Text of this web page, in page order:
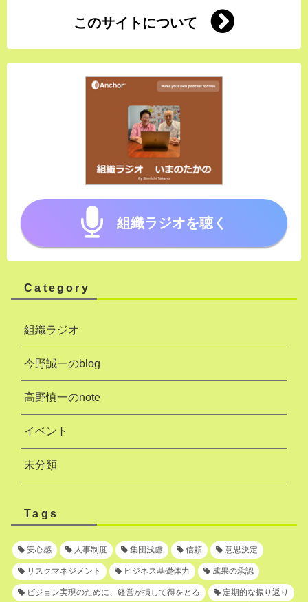
このサイトについて
組織ラジオを聴く
Category
組織ラジオ
今野誠一のblog
高野慎一のnote
イベント
未分類
Tags
安心感 人事制度 集団浅慮 信頼 意思決定
リスクマネジメント ビジネス基礎体力 成果の承認
ビジョン実現のために、経営が損して得をとる 定期的な振り返り